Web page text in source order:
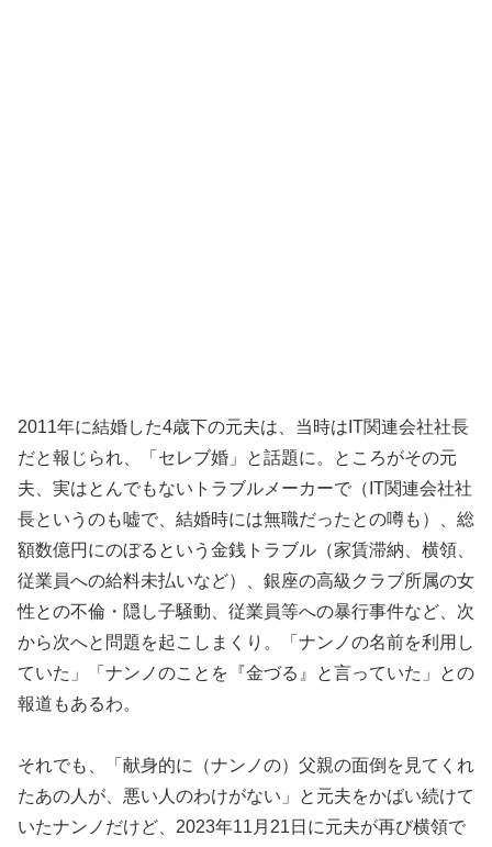
2011年に結婚した4歳下の元夫は、当時はIT関連会社社長
だと報じられ、「セレブ婚」と話題に。ところがその元
夫、実はとんでもないトラブルメーカーで（IT関連会社社
長というのも嘘で、結婚時には無職だったとの噂も）、総
額数億円にのぼるという金銭トラブル（家賃滞納、横領、
従業員への給料未払いなど）、銀座の高級クラブ所属の女
性との不倫・隠し子騒動、従業員等への暴行事件など、次
から次へと問題を起こしまくり。「ナンノの名前を利用し
ていた」「ナンノのことを『金づる』と言っていた」との
報道もあるわ。
それでも、「献身的に（ナンノの）父親の面倒を見てくれ
たあの人が、悪い人のわけがない」と元夫をかばい続けて
いたナンノだけど、2023年11月21日に元夫が再び横領で